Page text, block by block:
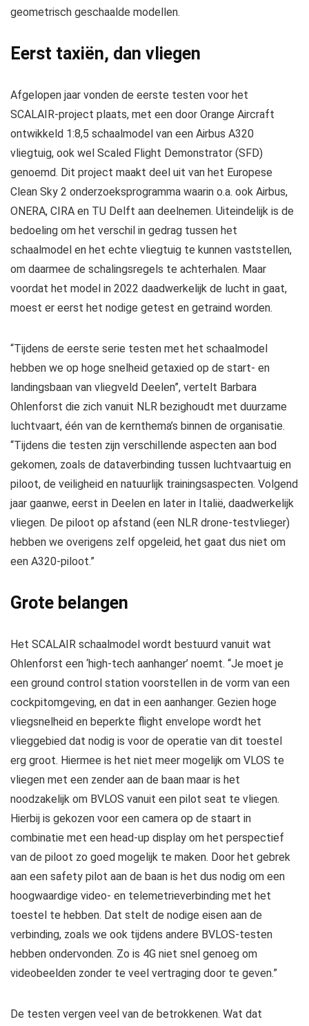
geometrisch geschaalde modellen.
Eerst taxiën, dan vliegen
Afgelopen jaar vonden de eerste testen voor het
SCALAIR-project plaats, met een door Orange Aircraft
ontwikkeld 1:8,5 schaalmodel van een Airbus A320
vliegtuig, ook wel Scaled Flight Demonstrator (SFD)
genoemd. Dit project maakt deel uit van het Europese
Clean Sky 2 onderzoeksprogramma waarin o.a. ook Airbus,
ONERA, CIRA en TU Delft aan deelnemen. Uiteindelijk is de
bedoeling om het verschil in gedrag tussen het
schaalmodel en het echte vliegtuig te kunnen vaststellen,
om daarmee de schalingsregels te achterhalen. Maar
voordat het model in 2022 daadwerkelijk de lucht in gaat,
moest er eerst het nodige getest en getraind worden.
“Tijdens de eerste serie testen met het schaalmodel
hebben we op hoge snelheid getaxied op de start- en
landingsbaan van vliegveld Deelen”, vertelt Barbara
Ohlenforst die zich vanuit NLR bezighoudt met duurzame
luchtvaart, één van de kernthema’s binnen de organisatie.
“Tijdens die testen zijn verschillende aspecten aan bod
gekomen, zoals de dataverbinding tussen luchtvaartuig en
piloot, de veiligheid en natuurlijk trainingsaspecten. Volgend
jaar gaanwe, eerst in Deelen en later in Italië, daadwerkelijk
vliegen. De piloot op afstand (een NLR drone-testvlieger)
hebben we overigens zelf opgeleid, het gaat dus niet om
een A320-piloot.”
Grote belangen
Het SCALAIR schaalmodel wordt bestuurd vanuit wat
Ohlenforst een ‘high-tech aanhanger’ noemt. “Je moet je
een ground control station voorstellen in de vorm van een
cockpitomgeving, en dat in een aanhanger. Gezien hoge
vliegsnelheid en beperkte flight envelope wordt het
vlieggebied dat nodig is voor de operatie van dit toestel
erg groot. Hiermee is het niet meer mogelijk om VLOS te
vliegen met een zender aan de baan maar is het
noodzakelijk om BVLOS vanuit een pilot seat te vliegen.
Hierbij is gekozen voor een camera op de staart in
combinatie met een head-up display om het perspectief
van de piloot zo goed mogelijk te maken. Door het gebrek
aan een safety pilot aan de baan is het dus nodig om een
hoogwaardige video- en telemetrieverbinding met het
toestel te hebben. Dat stelt de nodige eisen aan de
verbinding, zoals we ook tijdens andere BVLOS-testen
hebben ondervonden. Zo is 4G niet snel genoeg om
videobeelden zonder te veel vertraging door te geven.”
De testen vergen veel van de betrokkenen. Wat dat